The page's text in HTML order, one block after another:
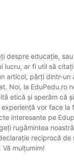
despre educație,
lucru, ar fi util să
articol, părți dintr-un
Noi, la EduPedu.ro
etică și sperăm că
experiență vor face la
interesante pe
rugămintea
reciprocă de
Vă mulțumim!